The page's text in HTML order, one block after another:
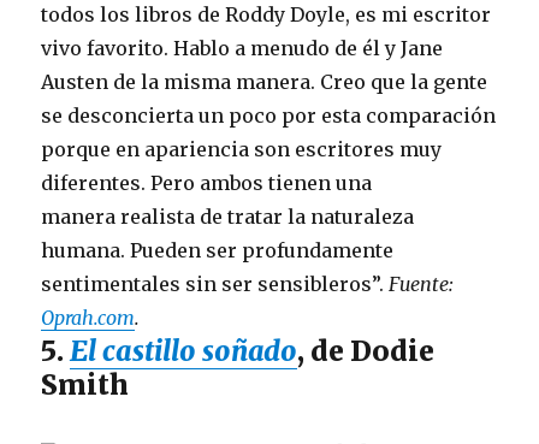
todos los libros de Roddy Doyle, es mi escritor
vivo favorito. Hablo a menudo de él y Jane
Austen de la misma manera. Creo que la gente
se desconcierta un poco por esta comparación
porque en apariencia son escritores muy
diferentes. Pero ambos tienen una
manera realista de tratar la naturaleza
humana. Pueden ser profundamente
sentimentales sin ser sensibleros”. Fuente:
Oprah.com.
5.El castillo soñado, de Dodie
Smith